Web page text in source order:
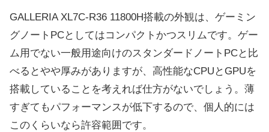
GALLERIA XL7C-R36 11800H搭載の外観は、ゲーミン
グノートPCとしてはコンパクトかつスリムです。ゲー
ム用でない一般用途向けのスタンダードノートPCと比
べるとやや厚みがありますが、高性能なCPUとGPUを
搭載していることを考えれば仕方がないでしょう。薄
すぎてもパフォーマンスが低下するので、個人的には
このくらいなら許容範囲です。